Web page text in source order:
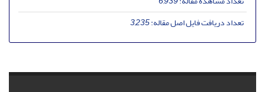
تعداد دریافت فایل اصل مقاله:3,235